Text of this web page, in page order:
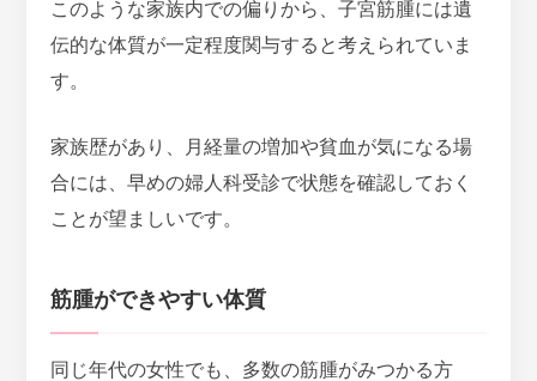
このような家族内での偏りから、子宮筋腫には遺
伝的な体質が一定程度関与する と考えられていま
す。
家族歴があり、月経量の増加や貧血が気になる場
合には、早めの婦人科受診で状態を確認しておく
ことが望ましいです。
筋腫ができやすい体質
同じ年代の女性でも、多数の筋腫がみつかる方